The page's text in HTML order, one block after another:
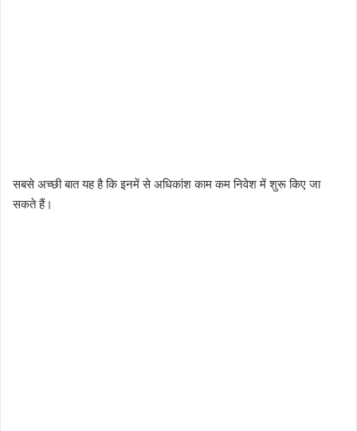
सबसे अच्छी बात यह है कि इनमें से अधिकांश काम कम निवेश में शुरू किए जा
सकते हैं।